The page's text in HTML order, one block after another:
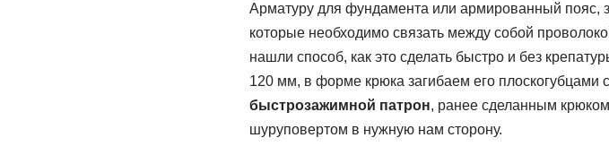
Арматуру для фундамента или армированный пояс,
которые необходимо связать между собой
нашли способ, как это сделать быстро и без
120 мм, в форме крюка загибаем его плоскогубцами
быстрозажимной патрон, ранее сделанным
шуруповертом в нужную нам сторону.